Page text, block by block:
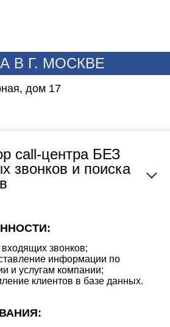
В Г. МОСКВЕ
дом 17
call-центра БЕЗ
звонков и поиска
звонков;
информации по
и услугам компании;
клиентов в базе данных.